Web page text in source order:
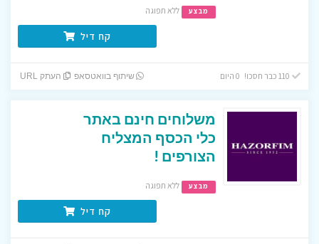
מבצע ללא תפוגה
קח דיל
שיתוף בוואטסאפ העתק URL
משלוחים חינם באתר
כלי הכסף המצליח
הצורפים !
מבצע ללא תפוגה
קח דיל